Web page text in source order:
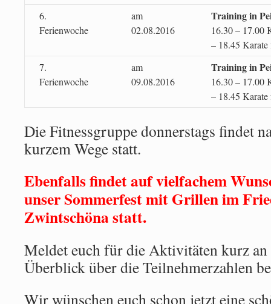
6.
Ferienwoche
am
02.08.2016
Training in
16.30 –
– 18.45
7.
Ferienwoche
am
09.08.2016
Training in
16.30 –
– 18.45
Die Fitnessgruppe donnerstags findet
kurzem Wege statt.
Ebenfalls findet auf vielfachem
unser Sommerfest mit Grillen im
Zwintschöna statt.
Meldet euch für die Aktivitäten kurz
Überblick über die Teilnehmerzahlen
Wir wünschen euch schon jetzt eine